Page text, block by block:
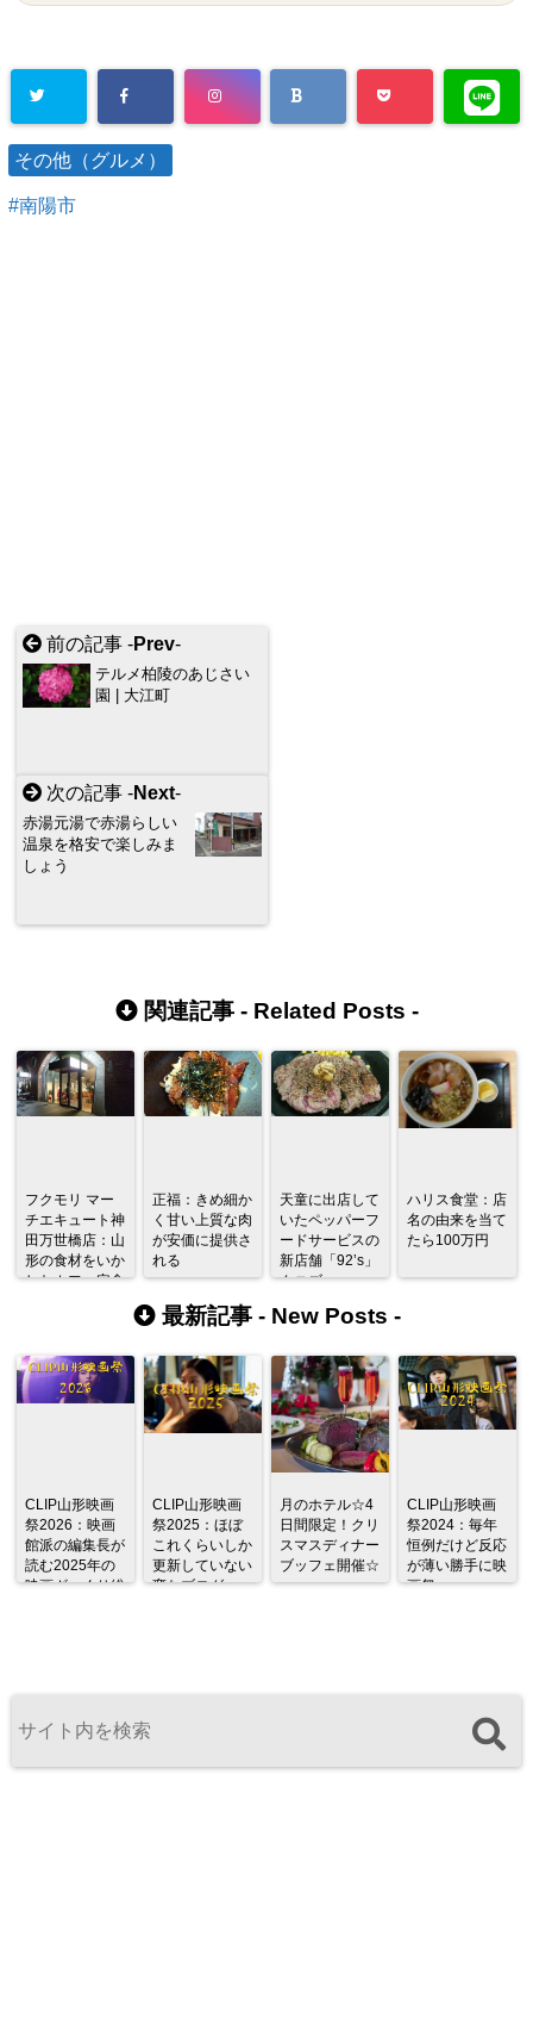
その他（グルメ）
南陽市
前の記事 -Prev-
テルメ柏陵のあじさい
園 | 大江町
次の記事 -Next-
赤湯元湯で赤湯らしい
温泉を格安で楽しみま
しょう
関連記事 - Related Posts -
フクモリ マー
チエキュート神
田万世橋店：山
形の食材をいか
したカフェ定食
正福：きめ細か
く甘い上質な肉
が安価に提供さ
れる
天童に出店して
いたペッパーフ
ードサービスの
新店舗「92’s」
クニズ
ハリス食堂：店
名の由来を当て
たら100万円
最新記事 - New Posts -
CLIP山形映画
祭2026：映画
館派の編集長が
読む2025年の
映画ざっくり総
CLIP山形映画
祭2025：ほぼ
これくらいしか
更新していない
変なブログ
月のホテル☆4
日間限定！クリ
スマスディナー
ブッフェ開催☆
CLIP山形映画
祭2024：毎年
恒例だけど反応
が薄い勝手に映
画祭